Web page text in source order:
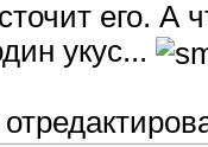
его. А
укус...